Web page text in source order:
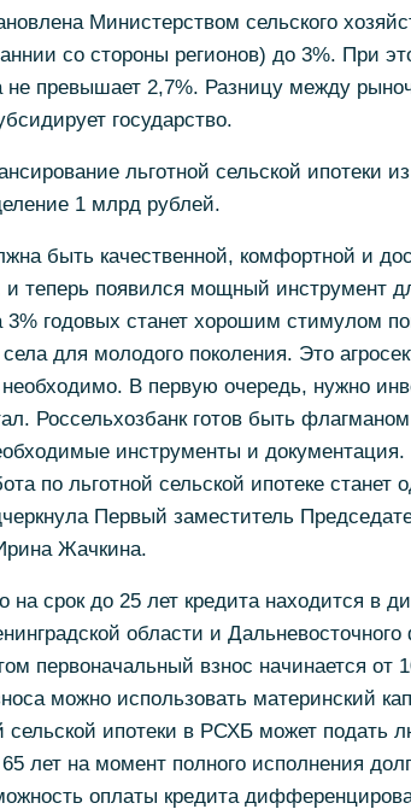
Министерством сельского
со стороны регионов) до 3%. При
не превышает 2,7%. Разницу между
государство.
льготной сельской ипотеки
1 млрд рублей.
быть качественной, комфортной и
и теперь появился мощный инструмент
3% годовых станет хорошим стимулом
для молодого поколения. Это
В первую очередь, нужно
Россельхозбанк готов быть
инструменты и документация.
по льготной сельской ипотеке станет
Первый заместитель
Жачкина.
срок до 25 лет кредита находится в
области и Дальневосточного
первоначальный взнос начинается от
можно использовать материнский
сельской ипотеки в РСХБ может подать
лет на момент полного исполнения
оплаты кредита